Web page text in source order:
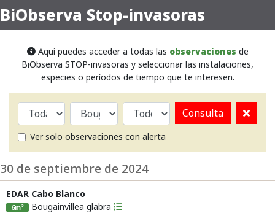
BiObserva Stop-invasoras
Aquí puedes acceder a todas las observaciones de
BiObserva STOP-invasoras y seleccionar las instalaciones,
especies o períodos de tiempo que te interesen.
Consulta
Ver solo observaciones con alerta
30 de septiembre de 2024
EDAR Cabo Blanco
6m² Bougainvillea glabra